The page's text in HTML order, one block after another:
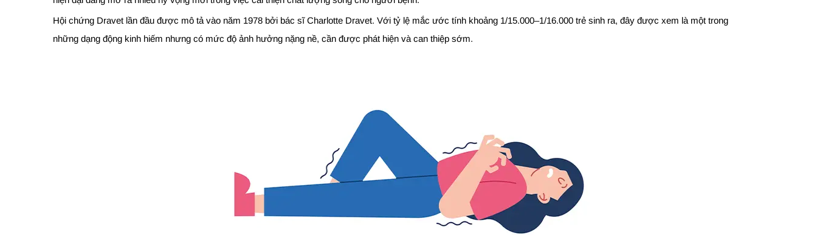
Hội chứng Dravet lần đầu được mô tả vào năm 1978 bởi bác sĩ Charlotte Dravet. Với tỷ lệ mắc ước tính khoảng 1/15.000–1/16.000 trẻ sinh ra, đây được xem là một trong
những dạng động kinh hiếm nhưng có mức độ ảnh hưởng nặng nề, cần được phát hiện và can thiệp sớm.